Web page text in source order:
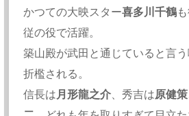
かつての大映スター喜多川千鶴
従の役で活躍。
築山殿が武田と通じていると言
折檻される。
信長は月形龍之介、秀吉は原健策